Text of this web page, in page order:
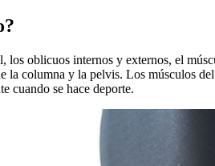
oblicuos internos y externos, el
la columna y la pelvis. Los músculos
cuando se hace deporte.